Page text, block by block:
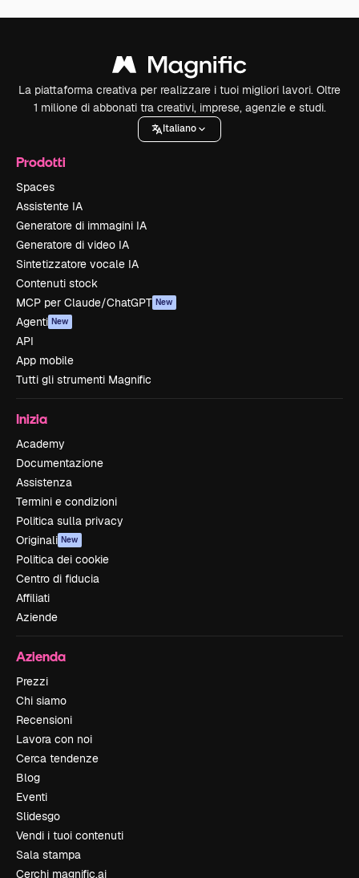
La piattaforma creativa per realizzare i tuoi migliori lavori. Oltre
1 milione di abbonati tra creativi, imprese, agenzie e studi.
Italiano
Prodotti
Spaces
Assistente IA
Generatore di immagini IA
Generatore di video IA
Sintetizzatore vocale IA
Contenuti stock
MCP per Claude/ChatGPT New
Agenti New
API
App mobile
Tutti gli strumenti Magnific
Inizia
Academy
Documentazione
Assistenza
Termini e condizioni
Politica sulla privacy
Originali New
Politica dei cookie
Centro di fiducia
Affiliati
Aziende
Azienda
Prezzi
Chi siamo
Recensioni
Lavora con noi
Cerca tendenze
Blog
Eventi
Slidesgo
Vendi i tuoi contenuti
Sala stampa
Cerchi magnific.ai